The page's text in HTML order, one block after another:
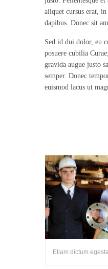
aliquet cursus erat,
dapibus. Donec sit
Sed id dui dolor, eu
posuere cubilia
gravida augue justo
semper. Donec
euismod lacus ut
Etiam dictum